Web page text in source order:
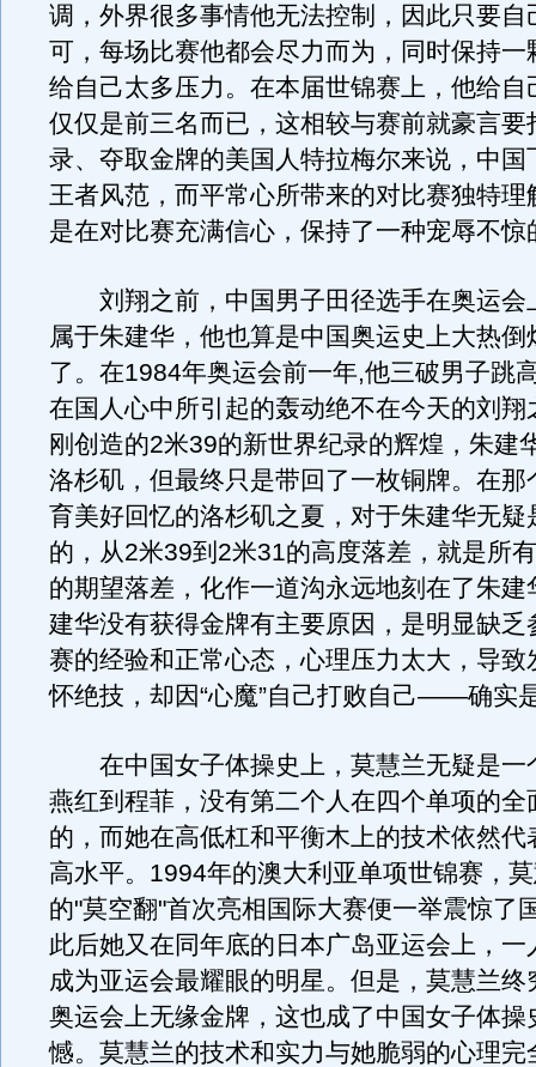
调，外界很多事情他无法控制，因此只要自
可，每场比赛他都会尽力而为，同时保持一
给自己太多压力。在本届世锦赛上，他给自
仅仅是前三名而已，这相较与赛前就豪言要
录、夺取金牌的美国人特拉梅尔来说，中国
王者风范，而平常心所带来的对比赛独特理
是在对比赛充满信心，保持了一种宠辱不惊
刘翔之前，中国男子田径选手在奥运会
属于朱建华，他也算是中国奥运史上大热倒
了。在1984年奥运会前一年,他三破男子跳
在国人心中所引起的轰动绝不在今天的刘翔
刚创造的2米39的新世界纪录的辉煌，朱建
洛杉矶，但最终只是带回了一枚铜牌。在那
育美好回忆的洛杉矶之夏，对于朱建华无疑
的，从2米39到2米31的高度落差，就是所
的期望落差，化作一道沟永远地刻在了朱建
建华没有获得金牌有主要原因，是明显缺乏
赛的经验和正常心态，心理压力太大，导致
怀绝技，却因“心魔”自己打败自己——确实
在中国女子体操史上，莫慧兰无疑是一
燕红到程菲，没有第二个人在四个单项的全
的，而她在高低杠和平衡木上的技术依然代
高水平。1994年的澳大利亚单项世锦赛，
的"莫空翻"首次亮相国际大赛便一举震惊了
此后她又在同年底的日本广岛亚运会上，一
成为亚运会最耀眼的明星。但是，莫慧兰终
奥运会上无缘金牌，这也成了中国女子体操
憾。莫慧兰的技术和实力与她脆弱的心理完